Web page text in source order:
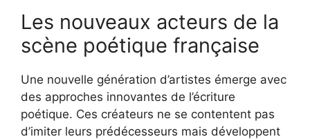
Les nouveaux acteurs de la
scène poétique française
Une nouvelle génération d’artistes émerge avec
des approches innovantes de l’écriture
poétique. Ces créateurs ne se contentent pas
d’imiter leurs prédécesseurs mais développent